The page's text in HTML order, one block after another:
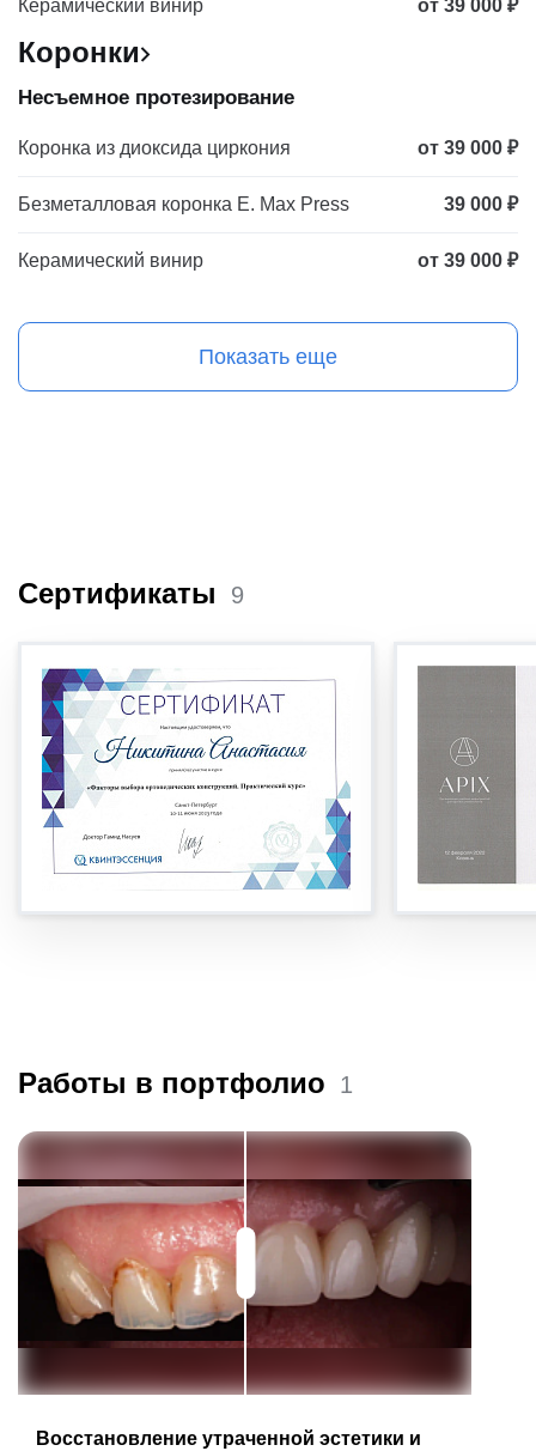
Керамический винир от 39 000 ₽
Коронки
Несъемное протезирование
Коронка из диоксида циркония от 39 000 ₽
Безметалловая коронка E. Max Press 39 000 ₽
Керамический винир от 39 000 ₽
Показать еще
Сертификаты 9
Работы в портфолио 1
Восстановление утраченной эстетики и